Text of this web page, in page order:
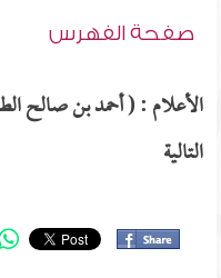
صفحة الفهرس
الأعلام : ( أحمد بن صالح
التالية